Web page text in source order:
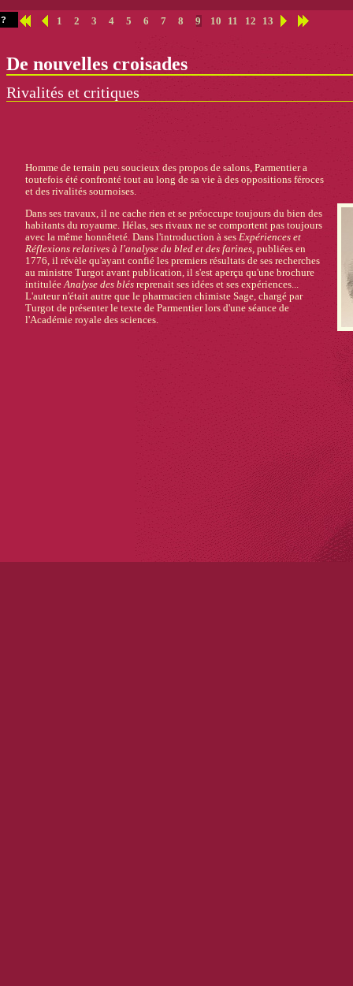
1 2 3 4 5 6 7 8 9 10 11 12 13
De nouvelles croisades
Rivalités et critiques
Homme de terrain peu soucieux des propos de salons, Parmentier a
toutefois été confronté tout au long de sa vie à des oppositions féroces
et des rivalités sournoises.
Dans ses travaux, il ne cache rien et se préoccupe toujours du bien des
habitants du royaume. Hélas, ses rivaux ne se comportent pas toujours
avec la même honnêteté. Dans l'introduction à ses Expériences et
Réflexions relatives à l'analyse du bled et des farines,publiées en
1776, il révèle qu'ayant confié les premiers résultats de ses recherches
au ministre Turgot avant publication, il s'est aperçu qu'une brochure
intituléeAnalyse des blés reprenait ses idées et ses expériences...
L'auteur n'était autre que le pharmacien chimiste Sage, chargé par
Turgot de présenter le texte de Parmentier lors d'une séance de
l'Académie royale des sciences.
?